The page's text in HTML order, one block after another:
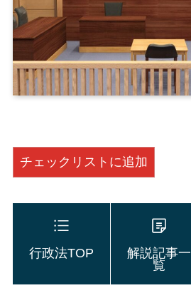
チェックリストに追加
行政法TOP
解説記事一
覧